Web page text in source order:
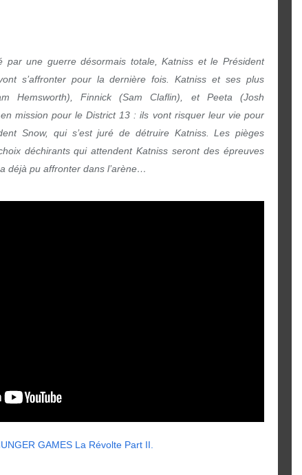
par une guerre désormais totale, Katniss et le Président
s’affronter pour la dernière fois. Katniss et ses plus
Hemsworth), Finnick (Sam Claflin), et Peeta (Josh
mission pour le District 13 : ils vont risquer leur vie pour
Snow, qui s’est juré de détruire Katniss. Les pièges
déchirants qui attendent Katniss seront des épreuves
déjà pu affronter dans l’arène…